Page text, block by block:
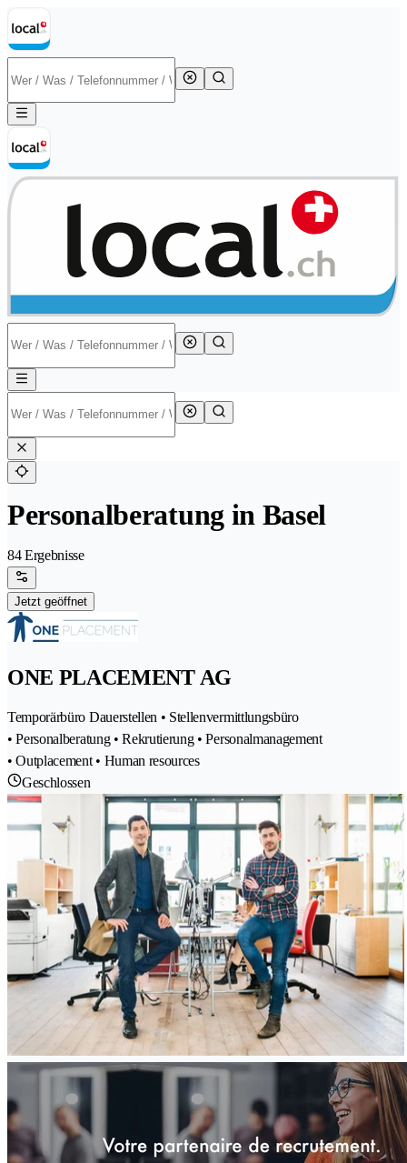
Personalberatung in Basel
84 Ergebnisse
Jetzt geöffnet
ONE PLACEMENT AG
Temporärbüro Dauerstellen • Stellenvermittlungsbüro
• Personalberatung • Rekrutierung • Personalmanagement
• Outplacement • Human resources
Geschlossen